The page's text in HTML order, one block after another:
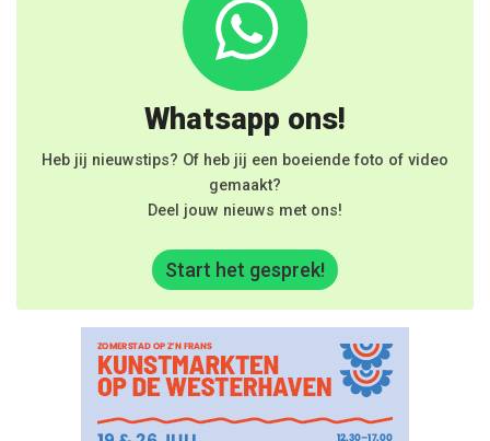
Whatsapp ons!
Heb jij nieuwstips? Of heb jij een boeiende foto of video
gemaakt?
Deel jouw nieuws met ons!
Start het gesprek!